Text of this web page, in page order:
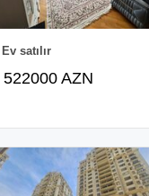
Ev satılır
522000 AZN